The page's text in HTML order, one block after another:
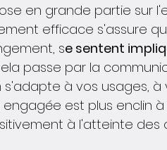
en grande partie sur
efficace s'assure
se sentent
passe par la
à vos usages, à
est plus enclin
à l'atteinte des